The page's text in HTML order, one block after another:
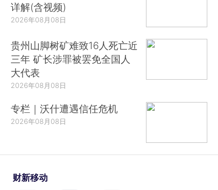
详解(含视频)
2026年08月08日
贵州山脚树矿难致16人死亡近
三年 矿长涉罪被罢免全国人
大代表
2026年08月08日
专栏｜沃什遭遇信任危机
2026年08月08日
财新移动